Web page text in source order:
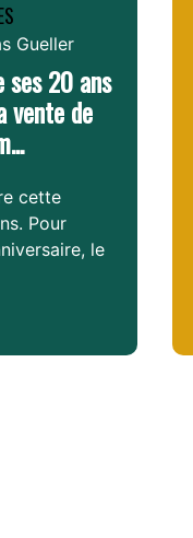
Gueller
20 ans
vente de
cette
Pour
le